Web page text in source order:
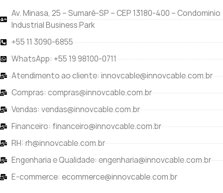
Av. Minasa, 25 – Sumaré-SP – CEP 13180-400 – Condominio
Industrial Business Park
+55 11 3090-6855
WhatsApp: +55 19 98100-0711
Atendimento ao cliente: innovcable@innovcable.com.br
Compras: compras@innovcable.com.br
Vendas: vendas@innovcable.com.br
Financeiro: financeiro@innovcable.com.br
RH: rh@innovcable.com.br
Engenharia e Qualidade: engenharia@innovcable.com.br
E-commerce: ecommerce@innovcable.com.br